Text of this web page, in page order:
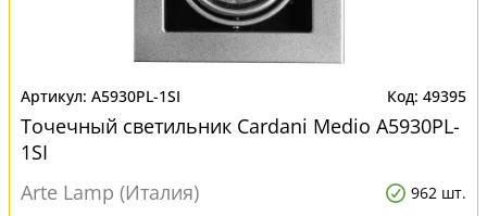
A5930PL-1SI 49395
Точечный светильник Cardani Medio A5930PL-
1SI
Arte Lamp (Италия)
962 шт.